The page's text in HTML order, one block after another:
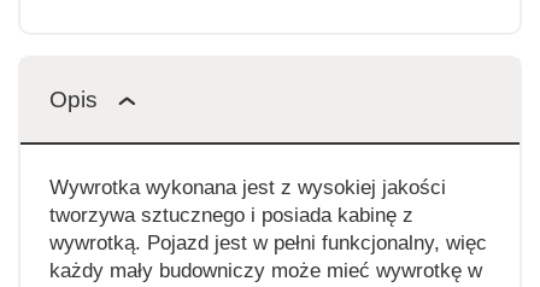
Opis
Wywrotka wykonana jest z wysokiej jakości
tworzywa sztucznego i posiada kabinę z
wywrotką. Pojazd jest w pełni funkcjonalny, więc
każdy mały budowniczy może mieć wywrotkę w